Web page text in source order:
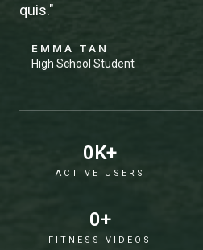
quis."
EMMA TAN
High School Student
ACTIVE USERS
0K+
FITNESS VIDEOS
0+